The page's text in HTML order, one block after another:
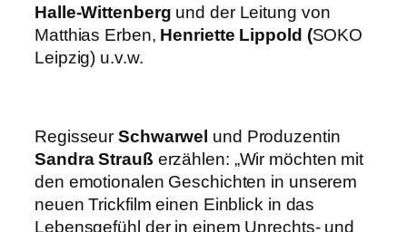
Halle-Wittenberg und der Leitung von
Matthias Erben, Henriette Lippold (SOKO
Leipzig) u.v.w.
Regisseur Schwarwel und Produzentin
Sandra Strauß erzählen: „Wir möchten mit
den emotionalen Geschichten in unserem
neuen Trickfilm einen Einblick in das
Lebensgefühl der in einem Unrechts- und